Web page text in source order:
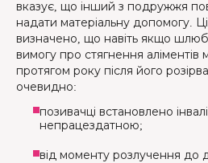
вказує, що інший з подружжя
надати матеріальну допомогу.
визначено, що навіть якщо
вимогу про стягнення
протягом року після його
очевидно:
позивачці встановлено
непрацездатною;
від моменту розлучення до